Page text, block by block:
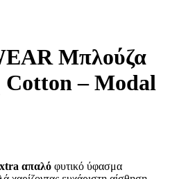
Μπλούζα
– Modal
απαλό φυτικό ύφασμα